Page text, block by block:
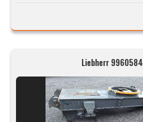
Liebherr 9960584